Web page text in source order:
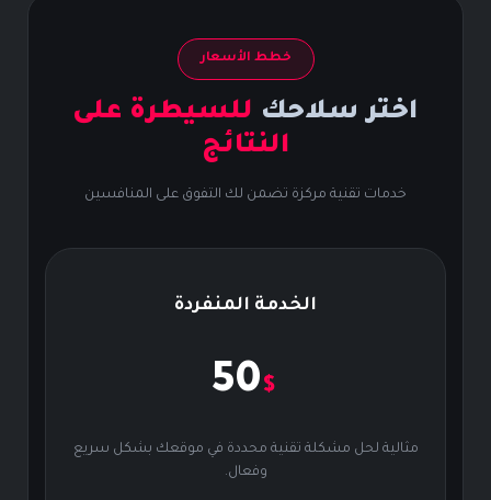
خطط الأسعار
اختر سلاحك للسيطرة على
النتائج
خدمات تقنية مركزة تضمن لك التفوق على المنافسين
الخدمة المنفردة
50$
مثالية لحل مشكلة تقنية محددة في موقعك بشكل سريع
وفعال.